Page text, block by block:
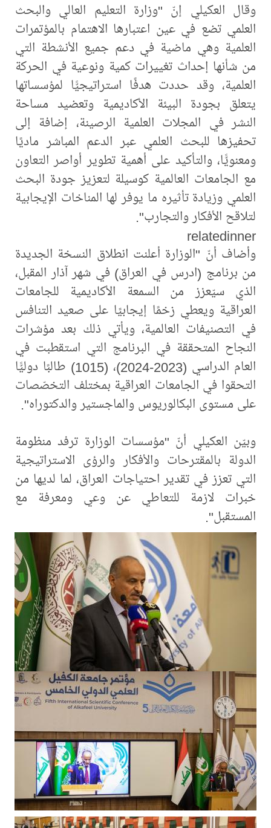
وقال العكيلي إنّ "وزارة التعليم العالي والبحث
العلمي تضع في عين اعتبارها الاهتمام بالمؤتمرات
العلمية وهي ماضية في دعم جميع الأنشطة التي
من شأنها إحداث تغييرات كمية ونوعية في الحركة
العلمية، وقد حددت هدفًا استراتيجيًّا لمؤسساتها
يتعلق بجودة البيئة الأكاديمية وتعضيد مساحة
النشر في المجلات العلمية الرصينة، إضافة إلى
تحفيزها للبحث العلمي عبر الدعم المباشر ماديًا
ومعنويًّا، والتأكيد على أهمية تطوير أواصر التعاون
مع الجامعات العالمية كوسيلة لتعزيز جودة البحث
العلمي وزيادة تأثيره ما يوفر لها المناخات الإيجابية
لتلاقح الأفكار والتجارب".
relatedinner
وأضاف أنّ "الوزارة أعلنت انطلاق النسخة الجديدة
من برنامج (ادرس في العراق) في شهر آذار المقبل،
الذي سيّعزز من السمعة الأكاديمية للجامعات
العراقية ويعطي زخمًا إيجابيًا على صعيد التنافس
في التصنيفات العالمية، ويأتي ذلك بعد مؤشرات
النجاح المتحققة في البرنامج التي استقطبت في
العام الدراسي (2023-2024)، (1015) طالبًا دوليًّا
التحقوا في الجامعات العراقية بمختلف التخصّصات
على مستوى البكالوريوس والماجستير والدكتوراه".
وبيّن العكيلي أنّ "مؤسسات الوزارة ترفد منظومة
الدولة بالمقترحات والأفكار والرؤى الاستراتيجية
التي تعزز في تقدير احتياجات العراق، لما لديها من
خبرات لازمة للتعاطي عن وعي ومعرفة مع
المستقبل".